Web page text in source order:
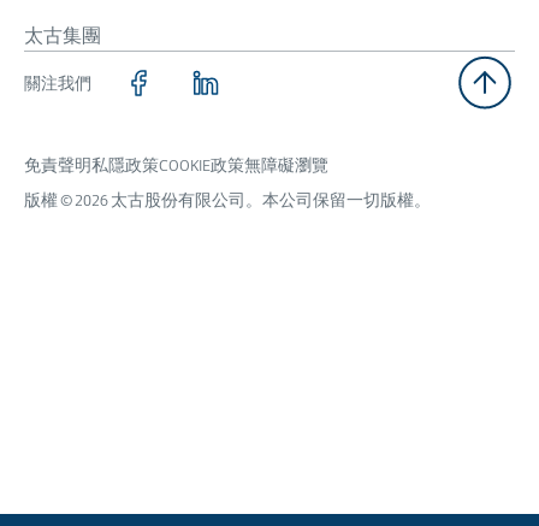
關注我們
太古集團
版權 © 2026 太古股份有限公司。本公司保留一切版權。
免責聲明私隱政策COOKIE政策無障礙瀏覽